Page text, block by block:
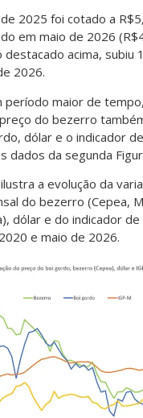
2025 foi cotado a
em maio de 2026
destacado acima, subiu
2026.
período maior de
do bezerro
dólar e o indicador
dados da segunda
a evolução da
do bezerro (Cepea,
dólar e do indicador de
e maio de 2026.